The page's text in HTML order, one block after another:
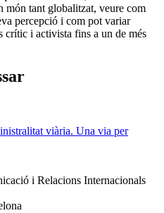
món tant globalitzat, veure com
percepció i com pot variar
crític i activista fins a un de més
viària. Una via per
i Relacions Internacionals